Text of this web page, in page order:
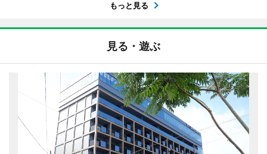
もっと見る
見る・遊ぶ